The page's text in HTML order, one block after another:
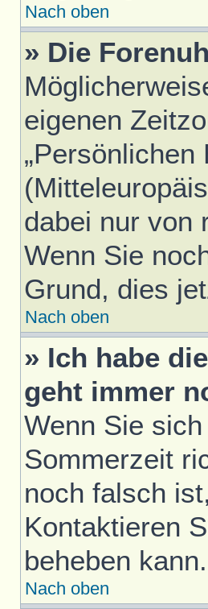
Nach oben
» Die
eigenen
dabei nur von
Wenn Sie
Grund, dies
Nach oben
» Ich habe
geht immer
Wenn Sie
Sommerzeit
noch falsch
Kontaktieren
beheben kann.
Nach oben